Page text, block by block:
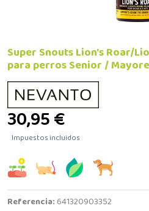
Super Snouts Lion's Roar/
para perros Senior /
30,95 €
Impuestos incluidos
Referencia: 641320903352